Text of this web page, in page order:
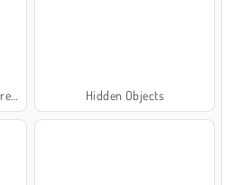
Hidden Objects